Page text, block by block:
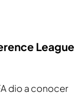
League
dio a conocer